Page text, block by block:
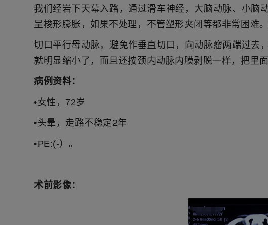
我们经岩下天幕入路，通过滑车神经，大脑动脉、小脑
呈梭形膨胀，如果不处理，不管塑形夹闭等都非常困难
切口平行母动脉，避免作垂直切口，向动脉瘤两端过去
就明显缩小了，而且还按颈内动脉内膜剥脱一样，把里
病例资料：
•女性，72岁
•头晕，走路不稳定2年
•PE:(-）。
术前影像：